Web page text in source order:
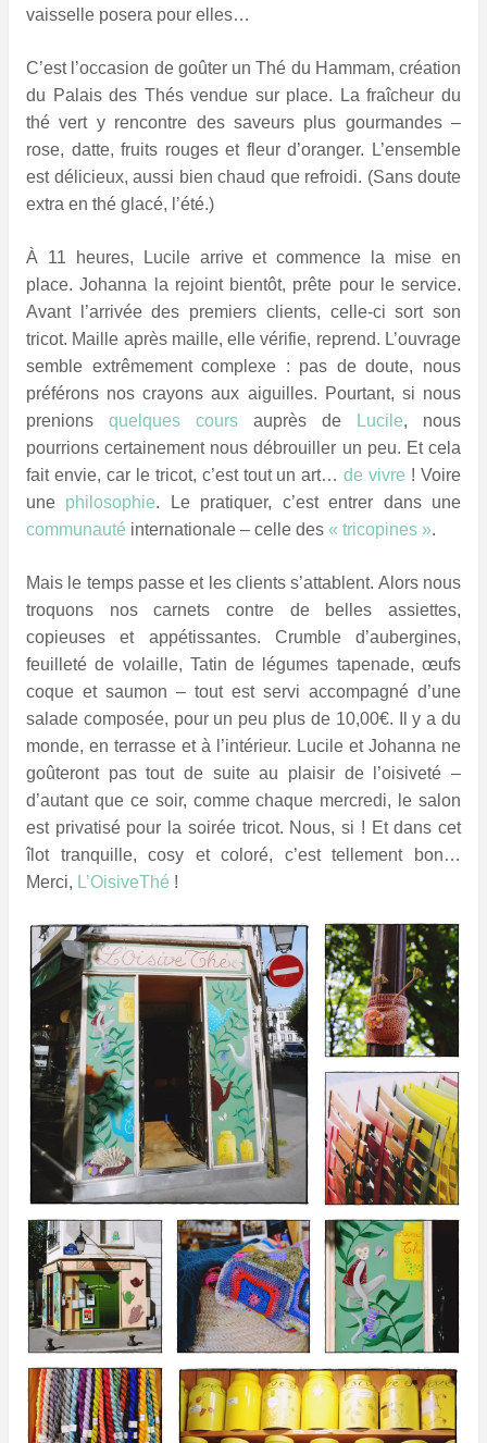
vaisselle posera pour elles…
C’est l’occasion de goûter un Thé du Hammam, création
du Palais des Thés vendue sur place. La fraîcheur du
thé vert y rencontre des saveurs plus gourmandes –
rose, datte, fruits rouges et fleur d’oranger. L’ensemble
est délicieux, aussi bien chaud que refroidi. (Sans doute
extra en thé glacé, l’été.)
À 11 heures, Lucile arrive et commence la mise en
place. Johanna la rejoint bientôt, prête pour le service.
Avant l’arrivée des premiers clients, celle-ci sort son
tricot. Maille après maille, elle vérifie, reprend. L’ouvrage
semble extrêmement complexe : pas de doute, nous
préférons nos crayons aux aiguilles. Pourtant, si nous
prenions quelques cours auprès de Lucile, nous
pourrions certainement nous débrouiller un peu. Et cela
fait envie, car le tricot, c’est tout un art…de vivre ! Voire
une philosophie. Le pratiquer, c’est entrer dans une
communauté internationale – celle des « tricopines ».
Mais le temps passe et les clients s’attablent. Alors nous
troquons nos carnets contre de belles assiettes,
copieuses et appétissantes. Crumble d’aubergines,
feuilleté de volaille, Tatin de légumes tapenade, œufs
coque et saumon – tout est servi accompagné d’une
salade composée, pour un peu plus de 10,00€. Il y a du
monde, en terrasse et à l’intérieur. Lucile et Johanna ne
goûteront pas tout de suite au plaisir de l’oisiveté –
d’autant que ce soir, comme chaque mercredi, le salon
est privatisé pour la soirée tricot. Nous, si ! Et dans cet
îlot tranquille, cosy et coloré, c’est tellement bon…
Merci, L’OisiveThé !